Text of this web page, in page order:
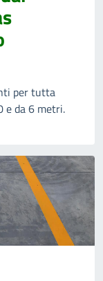
per tutta
e da 6 metri.